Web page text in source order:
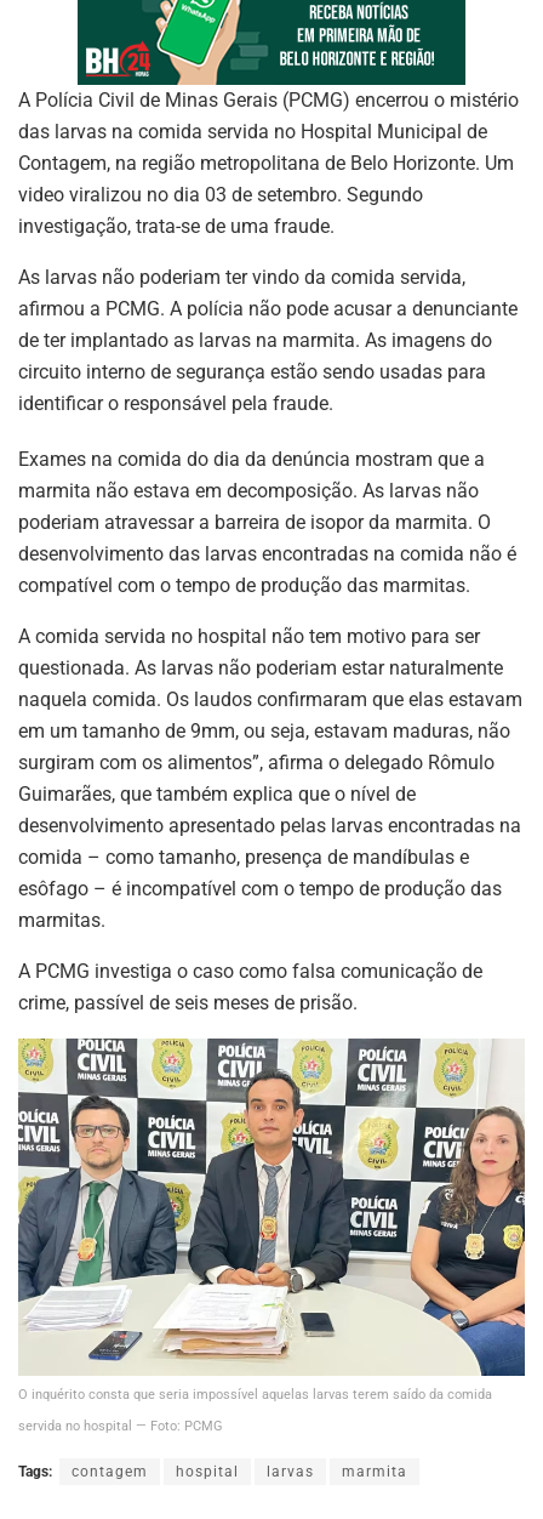
A Polícia Civil de Minas Gerais (PCMG) encerrou o mistério
das larvas na comida servida no Hospital Municipal de
Contagem, na região metropolitana de Belo Horizonte. Um
video viralizou no dia 03 de setembro. Segundo
investigação, trata-se de uma fraude.
As larvas não poderiam ter vindo da comida servida,
afirmou a PCMG. A polícia não pode acusar a denunciante
de ter implantado as larvas na marmita. As imagens do
circuito interno de segurança estão sendo usadas para
identificar o responsável pela fraude.
Exames na comida do dia da denúncia mostram que a
marmita não estava em decomposição. As larvas não
poderiam atravessar a barreira de isopor da marmita. O
desenvolvimento das larvas encontradas na comida não é
compatível com o tempo de produção das marmitas.
A comida servida no hospital não tem motivo para ser
questionada. As larvas não poderiam estar naturalmente
naquela comida. Os laudos confirmaram que elas estavam
em um tamanho de 9mm, ou seja, estavam maduras, não
surgiram com os alimentos”, afirma o delegado Rômulo
Guimarães, que também explica que o nível de
desenvolvimento apresentado pelas larvas encontradas na
comida – como tamanho, presença de mandíbulas e
esôfago – é incompatível com o tempo de produção das
marmitas.
A PCMG investiga o caso como falsa comunicação de
crime, passível de seis meses de prisão.
O inquérito consta que seria impossível aquelas larvas terem saído da comida
servida no hospital — Foto: PCMG
Tags: contagem hospital larvas marmita